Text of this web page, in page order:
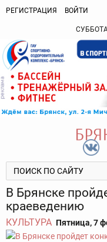
РЕГИСТРАЦИЯ ВОЙТИ
В Брянске
краеведению
КУЛЬТУРА Пятница, 7